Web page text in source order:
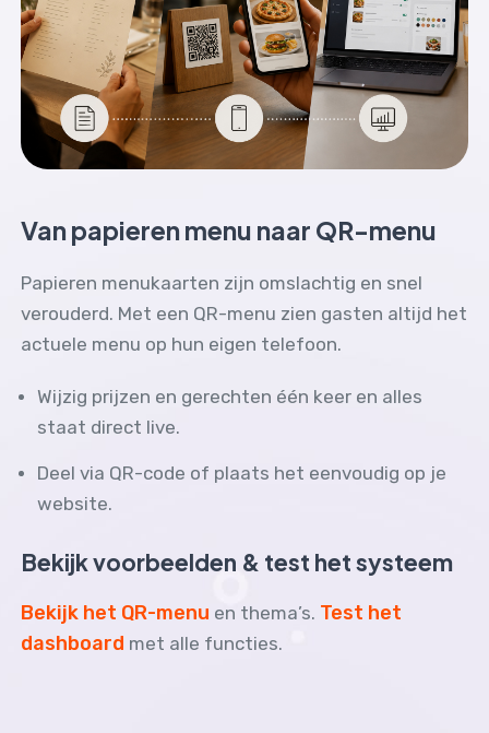
Van papieren menu naar QR-menu
Papieren menukaarten zijn omslachtig en snel
verouderd. Met een QR-menu zien gasten altijd het
actuele menu op hun eigen telefoon.
Wijzig prijzen en gerechten één keer en alles
staat direct live.
Deel via QR-code of plaats het eenvoudig op je
website.
Bekijk voorbeelden & test het systeem
Bekijk het QR-menu en thema’s. Test het
dashboard met alle functies.